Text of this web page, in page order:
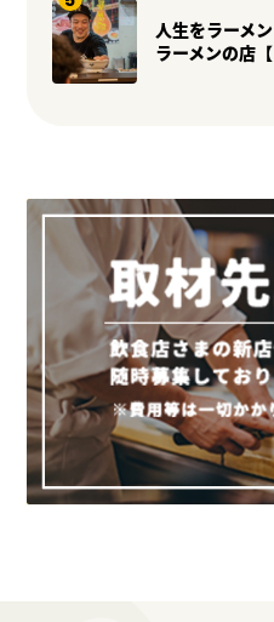
人生をラーメ
ラーメンの店